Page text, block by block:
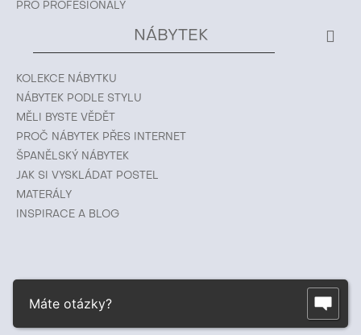
PRO PROFESIONÁLY
NÁBYTEK
KOLEKCE NÁBYTKU
NÁBYTEK PODLE STYLU
MĚLI BYSTE VĚDĚT
PROČ NÁBYTEK PŘES INTERNET
ŠPANĚLSKÝ NÁBYTEK
JAK SI VYSKLÁDAT POSTEL
MATERÁLY
INSPIRACE A BLOG
© 2026 ESTILA ® | www.estila.sk
Máte otázky?